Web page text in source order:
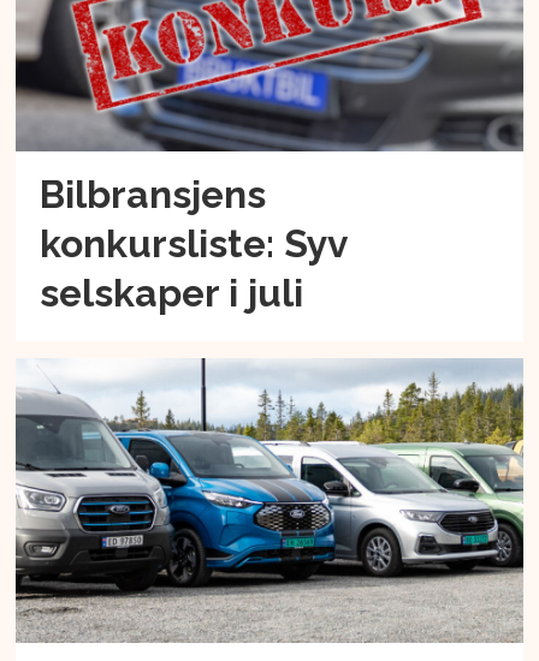
Bilbransjens
konkursliste: Syv
selskaper i juli